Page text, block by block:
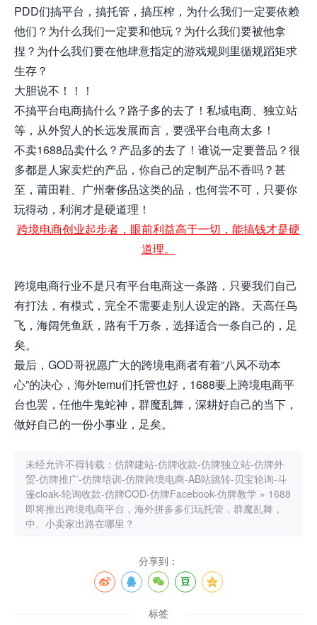
PDD们搞平台，搞托管，搞压榨，为什么我们一定要依赖
他们？为什么我们一定要和他玩？为什么我们要被他拿
捏？为什么我们要在他肆意指定的游戏规则里循规蹈矩求
生存？
大胆说不！！！
不搞平台电商搞什么？路子多的去了！私域电商、独立站
等，从外贸人的长远发展而言，要强平台电商太多！
不卖1688品卖什么？产品多的去了！谁说一定要普品？很
多都是人家卖烂的产品，你自己的定制产品不香吗？甚
至，莆田鞋、广州奢侈品这类的品，也何尝不可，只要你
玩得动，利润才是硬道理！
跨境电商创业起步者，眼前利益高于一切，能搞钱才是硬
道理。
跨境电商行业不是只有平台电商这一条路，只要我们自己
有打法，有模式，完全不需要走别人设定的路。天高任鸟
飞，海阔凭鱼跃，路有千万条，选择适合一条自己的，足
矣。
最后，GOD哥祝愿广大的跨境电商者有着“八风不动本
心”的决心，海外temu们托管也好，1688要上跨境电商平
台也罢，任他牛鬼蛇神，群魔乱舞，深耕好自己的当下，
做好自己的一份小事业，足矣。
未经允许不得转载： 仿牌建站-仿牌收款-仿牌独立站-仿牌外
贸-仿牌推广-仿牌培训-仿牌跨境电商-AB站跳转-贝宝轮询-斗
篷cloak-轮询收款-仿牌COD-仿牌Facebook-仿牌教学 » 1688
即将推出跨境电商平台，海外拼多多们玩托管，群魔乱舞，
中、小卖家出路在哪里？
分享到：
标签